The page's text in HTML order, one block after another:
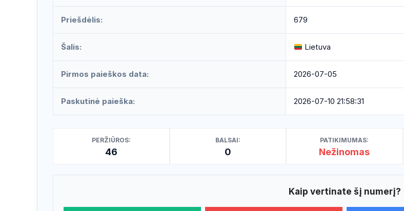
Priešdėlis: 679
Šalis: Lietuva
Pirmos paieškos data: 2026-07-05
Paskutinė paieška: 2026-07-10 21:58:31
PERŽIŪROS:
46
BALSAI:
0
PATIKIMUMAS:
Nežinomas
Kaip vertinate šį numerį?